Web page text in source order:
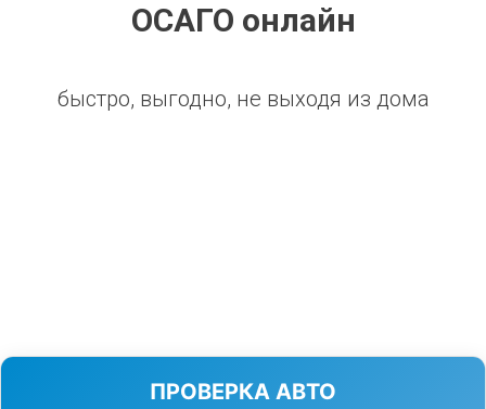
ОСАГО онлайн
быстро, выгодно, не выходя из дома
ПРОВЕРКА АВТО